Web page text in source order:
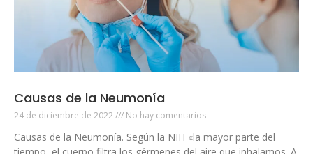
Causas de la Neumonía
24 de diciembre de 2022 No hay comentarios
Causas de la Neumonía. Según la NIH «la mayor parte del